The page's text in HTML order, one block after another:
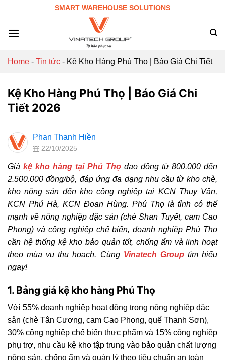
content
SMART WAREHOUSE SOLUTIONS
Home - Tin tức - Kệ Kho Hàng Phú Thọ | Báo Giá Chi Tiết
Kệ Kho Hàng Phú Thọ | Báo Giá Chi
Tiết 2026
Phan Thanh Hiền
22/10/2025
Giá kệ kho hàng tại Phú Thọ dao động từ 800.000 đến
2.500.000 đồng/bộ, đáp ứng đa dạng nhu cầu từ kho chè,
kho nông sản đến kho công nghiệp tại KCN Thụy Vân,
KCN Phú Hà, KCN Đoan Hùng. Phú Thọ là tỉnh có thế
mạnh về nông nghiệp đặc sản (chè Shan Tuyết, cam Cao
Phong) và công nghiệp chế biến, doanh nghiệp Phú Thọ
cần hệ thống kệ kho bảo quản tốt, chống ẩm và linh hoạt
theo mùa vụ thu hoạch. Cùng Vinatech Group tìm hiểu
ngay!
1. Bảng giá kệ kho hàng Phú Thọ
Với 55% doanh nghiệp hoạt động trong nông nghiệp đặc
sản (chè Tân Cương, cam Cao Phong, quế Thanh Sơn),
30% công nghiệp chế biến thực phẩm và 15% công nghiệp
phụ trợ, nhu cầu kệ kho tập trung vào bảo quản chất lượng
nông sản, chống ẩm và quản lý theo tiêu chuẩn an toàn